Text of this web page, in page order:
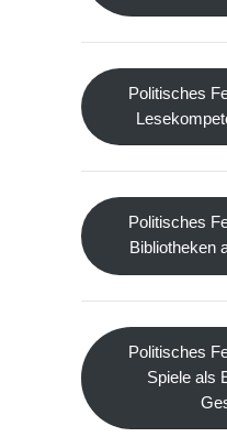
Politisches
Politisches
Bibliotheken
Politisches
Spiele als